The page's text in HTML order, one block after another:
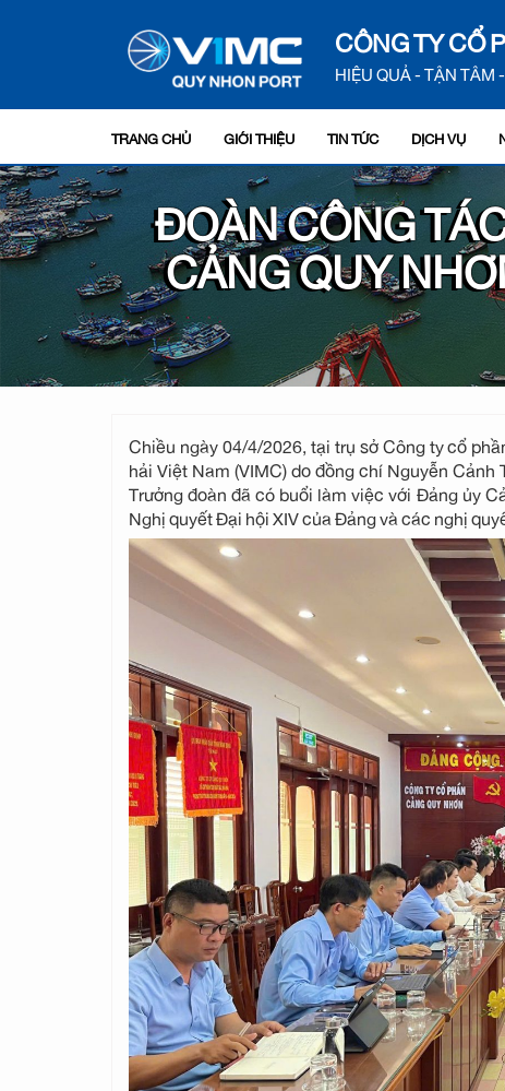
CÔNG TY CỔ
HIỆU QUẢ - TẬN
TRANG CHỦ GIỚI THIỆU TIN TỨC DỊCH VỤ
ĐOÀN CÔNG
CẢNG QUY
Chiều ngày 04/4/2026, tại trụ sở Công ty cổ
hải Việt Nam (VIMC) do đồng chí Nguyễn
Trưởng đoàn đã có buổi làm việc với Đảng ủy
Nghị quyết Đại hội XIV của Đảng và các nghị